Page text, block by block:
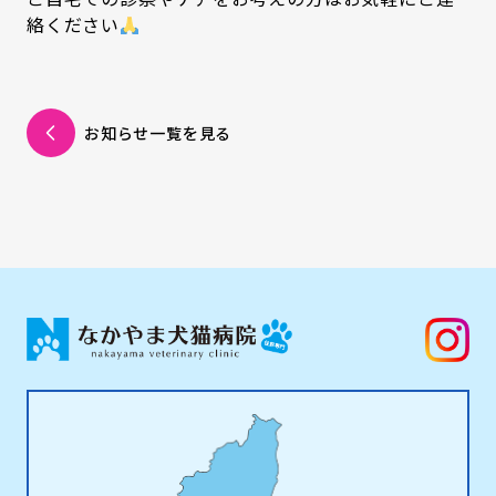
絡ください
お知らせ一覧を見る